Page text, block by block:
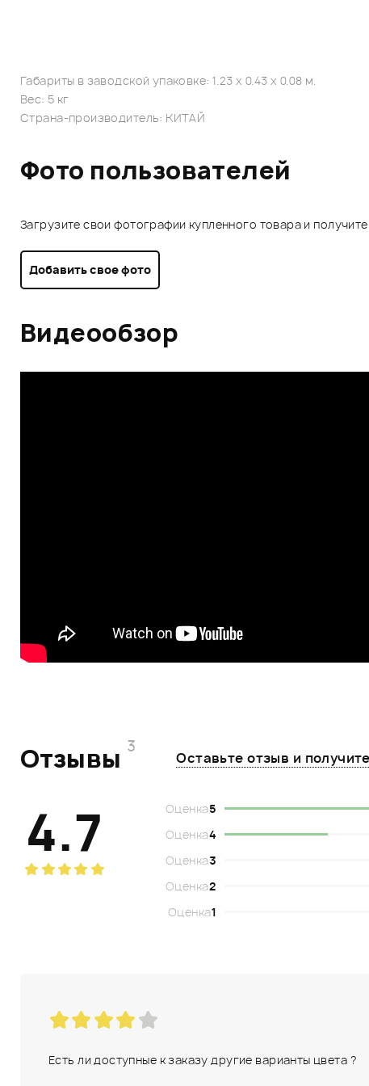
Габариты в заводской упаковке: 1.23 x 0.43 x 0.08 м.
Вес: 5 кг
Страна-производитель: КИТАЙ
Фото пользователей
Загрузите свои фотографии купленного товара и
Добавить свое фото
Видеообзор
Отзывы 3
Оставьте отзыв и получите
4.7 Оценка5
Оценка4
Оценка3
Оценка2
Оценка1
Есть ли доступные к заказу другие варианты цвета ?